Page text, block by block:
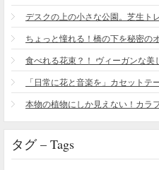
デスクの上の小さな公園。芝生ト
ちょっと憧れる！橋の下を秘密の
食べれる花束？！ ヴィーガンな美
タグ – Tags